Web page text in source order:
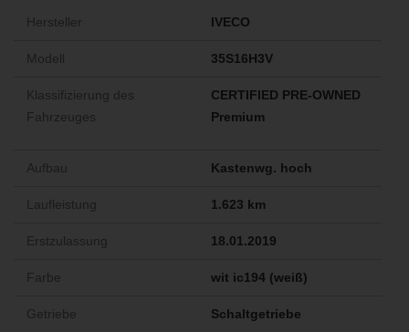
Hersteller IVECO
Modell 35S16H3V
Klassifizierung des
Fahrzeuges
CERTIFIED PRE-OWNED
Premium
Aufbau Kastenwg. hoch
Laufleistung 1.623 km
Erstzulassung 18.01.2019
Farbe wit ic194 (weiß)
Getriebe Schaltgetriebe